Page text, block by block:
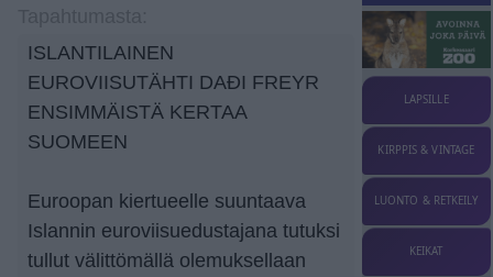
ISLANTILAINEN
EUROVIISUTÄHTI DAÐI FREYR
ENSIMMÄISTÄ KERTAA
SUOMEEN
Euroopan kiertueelle suuntaava
Islannin euroviisuedustajana tutuksi
tullut välittömällä olemuksellaan
LAPSILLE
KIRPPIS & VINTAGE
LUONTO & RETKEILY
KEIKAT